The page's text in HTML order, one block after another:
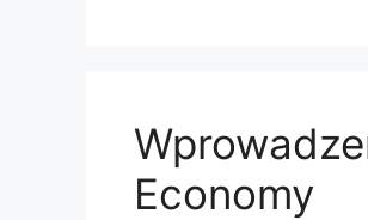
Economy